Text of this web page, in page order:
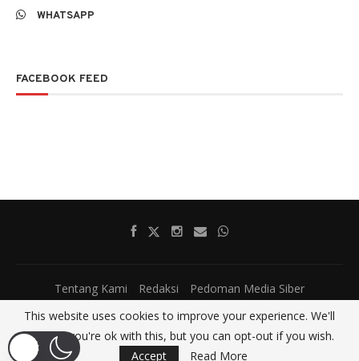
WHATSAPP
FACEBOOK FEED
Tentang Kami Redaksi Pedoman Media Siber
@2017 - All Right Reserved.SatumenitNews
BACK TO TOP
This website uses cookies to improve your experience. We'll
assume you're ok with this, but you can opt-out if you wish.
Accept
Read More